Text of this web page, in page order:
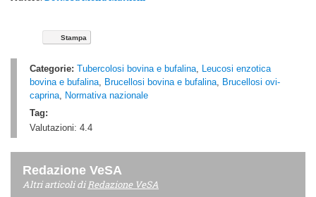
Stampa
Categorie: Tubercolosi bovina e bufalina, Leucosi enzotica
bovina e bufalina, Brucellosi bovina e bufalina, Brucellosi ovi-
caprina, Normativa nazionale
Tag:
Valutazioni: 4.4
Redazione VeSA
Altri articoli diRedazione VeSA